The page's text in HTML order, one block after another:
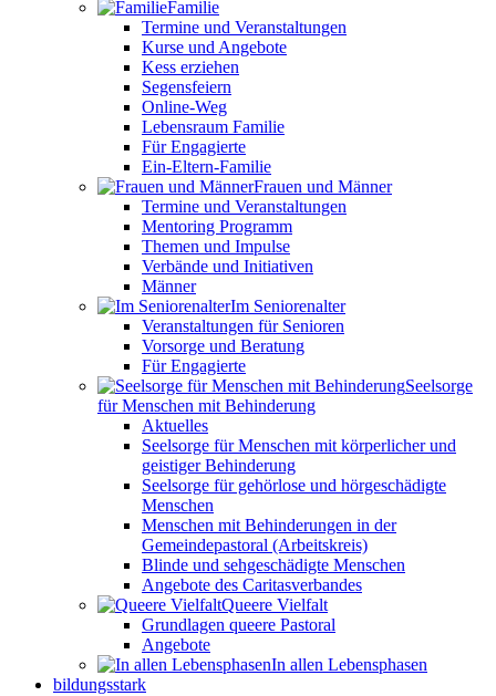
Familie
Termine und Veranstaltungen
Kurse und Angebote
Kess erziehen
Segensfeiern
Online-Weg
Lebensraum Familie
Für Engagierte
Ein-Eltern-Familie
Frauen und Männer
Termine und Veranstaltungen
Mentoring Programm
Themen und Impulse
Verbände und Initiativen
Männer
Im Seniorenalter
Veranstaltungen für Senioren
Vorsorge und Beratung
Für Engagierte
Seelsorge
für Menschen mit Behinderung
Aktuelles
Seelsorge für Menschen mit körperlicher und
geistiger Behinderung
Seelsorge für gehörlose und hörgeschädigte
Menschen
Menschen mit Behinderungen in der
Gemeindepastoral (Arbeitskreis)
Blinde und sehgeschädigte Menschen
Angebote des Caritasverbandes
Queere Vielfalt
Grundlagen queere Pastoral
Angebote
In allen Lebensphasen
bildungsstark